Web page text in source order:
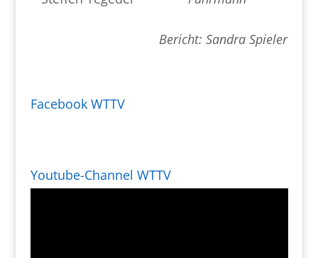
Bericht: Sandra Spieler
Facebook WTTV
Youtube-Channel WTTV